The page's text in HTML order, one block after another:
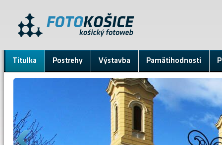
Titulka Postrehy Výstavba Pamätihodnosti